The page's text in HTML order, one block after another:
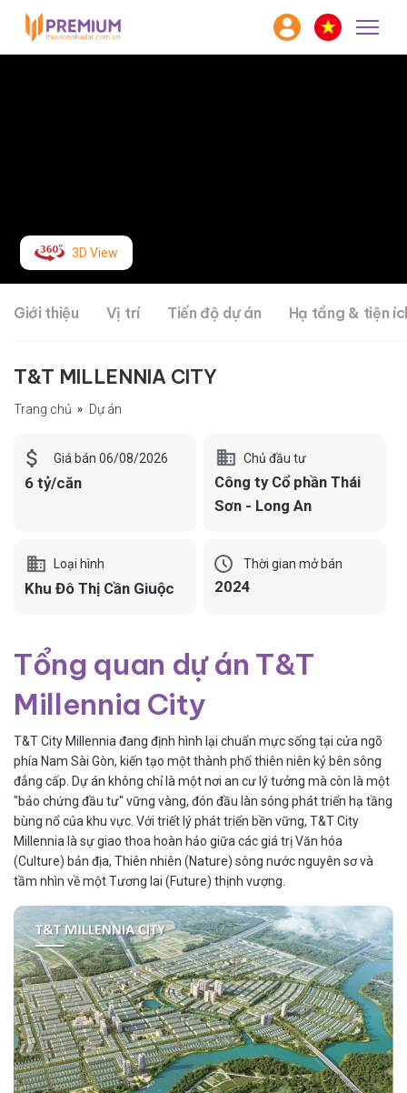
3D View
Giới thiệu Vị trí Tiến độ dự án Hạ tầng & tiện
T&T MILLENNIA CITY
Trang chủ Dự án
Giá bán 06/08/2026
6 tỷ/căn
Chủ đầu tư
Công ty Cổ phần Thái
Sơn - Long An
Loại hình
Khu Đô Thị Cần Giuộc
Thời gian mở bán
2024
Tổng quan dự án T&T
Millennia City
T&T City Millennia đang định hình lại chuẩn mực sống tại cửa ngõ
phía Nam Sài Gòn, kiến tạo một thành phố thiên niên kỷ bên sông
đẳng cấp. Dự án không chỉ là một nơi an cư lý tưởng mà còn là một
"bảo chứng đầu tư" vững vàng, đón đầu làn sóng phát triển hạ tầng
bùng nổ của khu vực. Với triết lý phát triển bền vững, T&T City
Millennia là sự giao thoa hoàn hảo giữa các giá trị Văn hóa
(Culture) bản địa, Thiên nhiên (Nature) sông nước nguyên sơ và
tầm nhìn về một Tương lai (Future) thịnh vượng.